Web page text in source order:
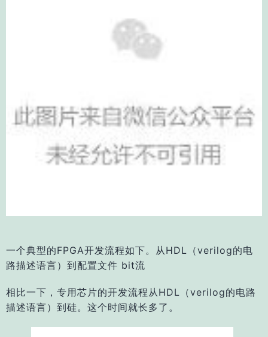
一个典型的FPGA开发流程如下。从HDL（verilog的电
路描述语言）到配置文件 bit流
相比一下，专用芯片的开发流程从HDL（verilog的电路
描述语言）到硅。这个时间就长多了。